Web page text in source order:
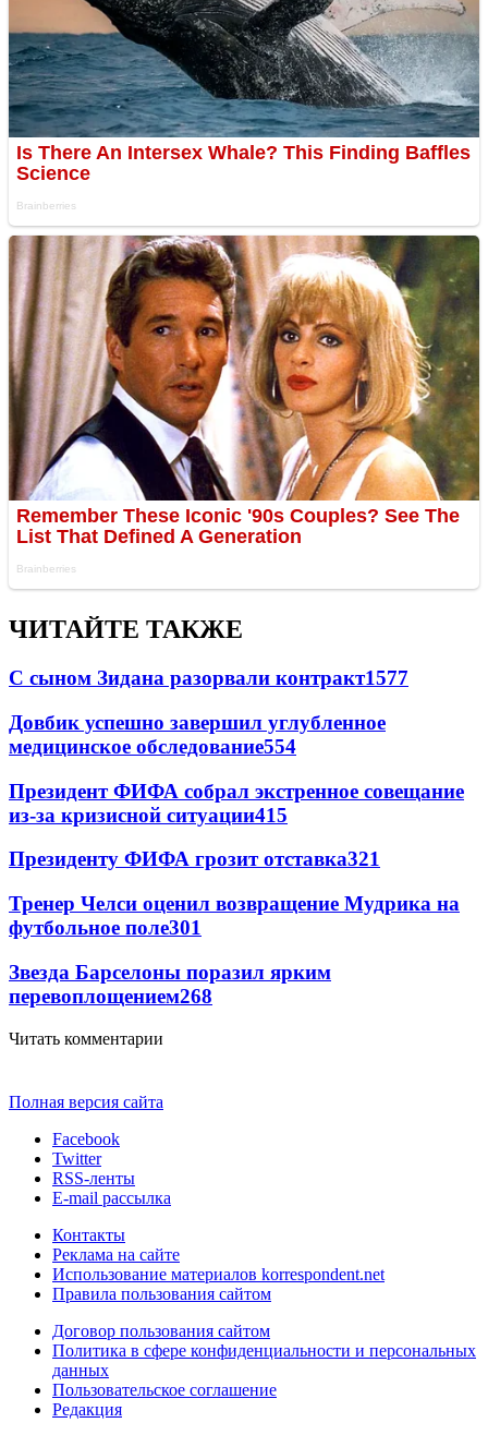
ЧИТАЙТЕ ТАКЖЕ
С сыном Зидана разорвали контракт1577
Довбик успешно завершил углубленное
медицинское обследование554
Президент ФИФА собрал экстренное совещание
из-за кризисной ситуации415
Президенту ФИФА грозит отставка321
Тренер Челси оценил возвращение Мудрика на
футбольное поле301
Звезда Барселоны поразил ярким
перевоплощением268
Читать комментарии
Полная версия сайта
Facebook
Twitter
RSS-ленты
E-mail рассылка
Контакты
Реклама на сайте
Использование материалов korrespondent.net
Правила пользования сайтом
Договор пользования сайтом
Политика в сфере конфиденциальности и персональных
данных
Пользовательское соглашение
Редакция